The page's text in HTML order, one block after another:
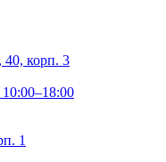
40, корп. 3
1